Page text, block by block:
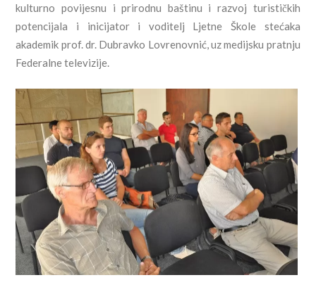
kulturno povijesnu i prirodnu baštinu i razvoj turističkih
potencijala i inicijator i voditelj Ljetne Škole stećaka
akademik prof. dr. Dubravko Lovrenovnić, uz medijsku pratnju
Federalne televizije.